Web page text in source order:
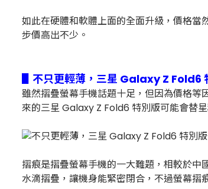
如此在硬體和軟體上面的全面升級，價格
步價高出不少。
▋不只更輕薄，三星 Galaxy Z Fold6
雖然摺疊螢幕手機話題十足，但因為價格等
來的三星 Galaxy Z Fold6 特別版可能會替
摺痕是摺疊螢幕手機的一大難題，相較於
水滴摺疊，讓機身能緊密閉合，不過螢幕摺